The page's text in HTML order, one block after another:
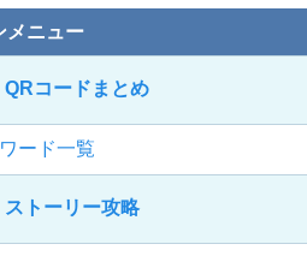
メニュー
QRコードまとめ
ード一覧
ストーリー攻略